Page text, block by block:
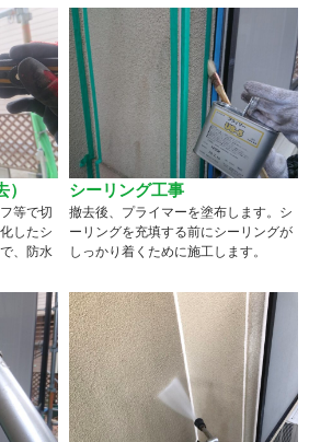
等で切
したシ
、防水
シーリング工事
撤去後、プライマーを塗布します。シ
ーリングを充填する前にシーリングが
しっかり着くために施工します。